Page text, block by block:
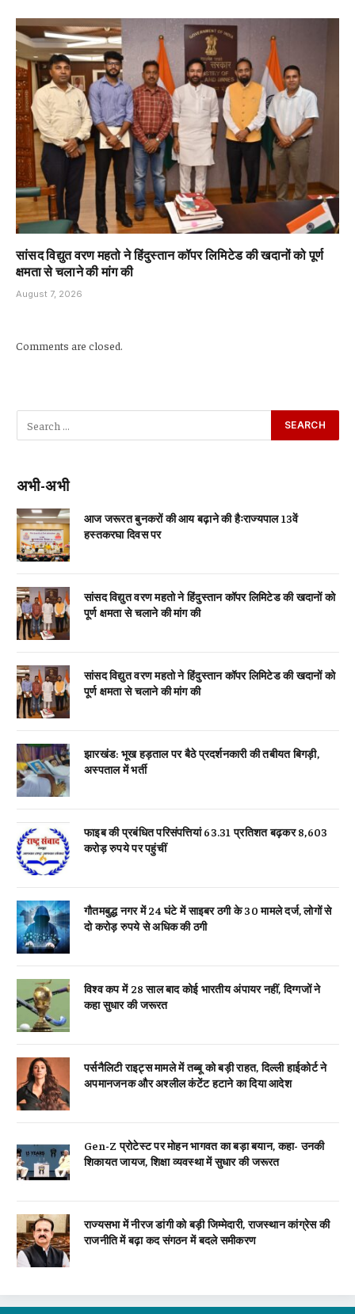
सांसद विद्युत वरण महतो ने हिंदुस्तान कॉपर लिमिटेड की खदानों को पूर्ण
क्षमता से चलाने की मांग की
August 7, 2026
Comments are closed.
अभी-अभी
आज जरूरत बुनकरों की आय बढ़ाने की हैःराज्यपाल 13वें
हस्तकरघा दिवस पर
सांसद विद्युत वरण महतो ने हिंदुस्तान कॉपर लिमिटेड की खदानों को
पूर्ण क्षमता से चलाने की मांग की
सांसद विद्युत वरण महतो ने हिंदुस्तान कॉपर लिमिटेड की खदानों को
पूर्ण क्षमता से चलाने की मांग की
झारखंड: भूख हड़ताल पर बैठे प्रदर्शनकारी की तबीयत बिगड़ी,
अस्पताल में भर्ती
फाइब की प्रबंधित परिसंपत्तियां 63.31 प्रतिशत बढ़कर 8,603
करोड़ रुपये पर पहुंचीं
गौतमबुद्ध नगर में 24 घंटे में साइबर ठगी के 30 मामले दर्ज, लोगों से
दो करोड़ रुपये से अधिक की ठगी
विश्व कप में 28 साल बाद कोई भारतीय अंपायर नहीं, दिग्गजों ने
कहा सुधार की जरूरत
पर्सनैलिटी राइट्स मामले में तब्बू को बड़ी राहत, दिल्ली हाईकोर्ट ने
अपमानजनक और अश्लील कंटेंट हटाने का दिया आदेश
Gen-Z प्रोटेस्ट पर मोहन भागवत का बड़ा बयान, कहा- उनकी
शिकायत जायज, शिक्षा व्यवस्था में सुधार की जरूरत
राज्यसभा में नीरज डांगी को बड़ी जिम्मेदारी, राजस्थान कांग्रेस की
राजनीति में बढ़ा कद संगठन में बदले समीकरण